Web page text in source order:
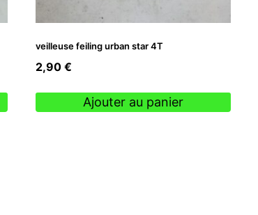
veilleuse feiling urban star 4T
2,90 €
Ajouter au panier